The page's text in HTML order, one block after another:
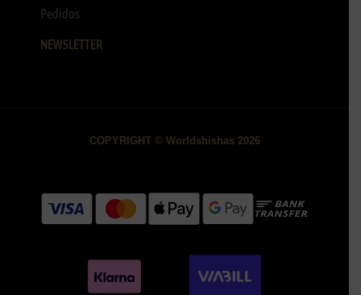
Pedidos
NEWSLETTER
COPYRIGHT © Worldshishas 2026